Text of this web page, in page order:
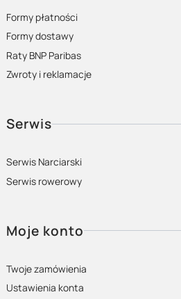
Formy płatności
Formy dostawy
Raty BNP Paribas
Zwroty i reklamacje
Serwis
Serwis Narciarski
Serwis rowerowy
Moje konto
Twoje zamówienia
Ustawienia konta